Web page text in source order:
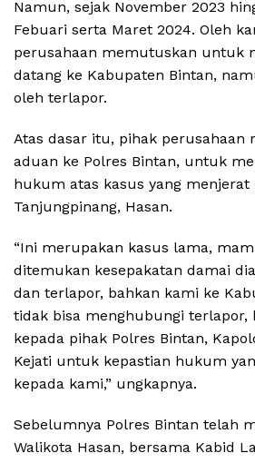
Namun, sejak November 2023
Febuari serta Maret 2024. Oleh
perusahaan memutuskan untuk
datang ke Kabupaten Bintan,
oleh terlapor.
Atas dasar itu, pihak perusahaan
aduan ke Polres Bintan, untuk
hukum atas kasus yang menjerat
Tanjungpinang, Hasan.
“Ini merupakan kasus lama,
ditemukan kesepakatan damai
dan terlapor, bahkan kami ke
tidak bisa menghubungi terlapor,
kepada pihak Polres Bintan,
Kejati untuk kepastian hukum
kepada kami,” ungkapnya.
Sebelumnya Polres Bintan telah
Walikota Hasan, bersama Kabid